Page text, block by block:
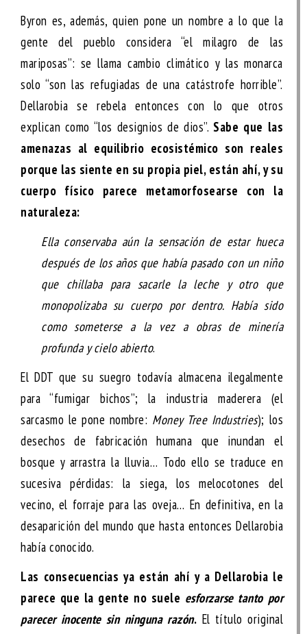
Byron es, además, quien pone un nombre a lo que la
gente del pueblo considera “el milagro de las
mariposas”: se llama cambio climático y las monarca
solo “son las refugiadas de una catástrofe horrible”.
Dellarobia se rebela entonces con lo que otros
explican como “los designios de dios”. Sabe que las
amenazas al equilibrio ecosistémico son reales
porque las siente en su propia piel, están ahí, y su
cuerpo físico parece metamorfosearse con la
naturaleza:
Ella conservaba aún la sensación de estar hueca
después de los años que había pasado con un niño
que chillaba para sacarle la leche y otro que
monopolizaba su cuerpo por dentro. Había sido
como someterse a la vez a obras de minería
profunda y cielo abierto.
El DDT que su suegro todavía almacena ilegalmente
para “fumigar bichos”; la industria maderera (el
sarcasmo le pone nombre: Money Tree Industries); los
desechos de fabricación humana que inundan el
bosque y arrastra la lluvia… Todo ello se traduce en
sucesiva pérdidas: la siega, los melocotones del
vecino, el forraje para las oveja… En definitiva, en la
desaparición del mundo que hasta entonces Dellarobia
había conocido.
Las consecuencias ya están ahí y a Dellarobia le
parece que la gente no suele esforzarse tanto por
parecer inocente sin ninguna razón. El título original